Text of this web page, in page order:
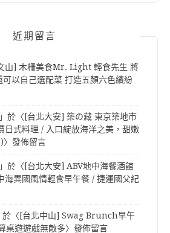
近期留言
山] 木柵美食Mr. Light 輕食先生 將
以自己選配菜 打造五顏六色繽紛
」於〈 [台北大安] 築の藏 東京築地市
日式料理 / 入口綻放海洋之美，甜嫩
〉發佈留言
」於〈 [台北大安] ABV地中海餐酒館
海異國風情輕食早午餐 / 捷運國父紀
於〈 [台北中山] Swag Brunch早午
桌遊遊戲無敵多〉發佈留言